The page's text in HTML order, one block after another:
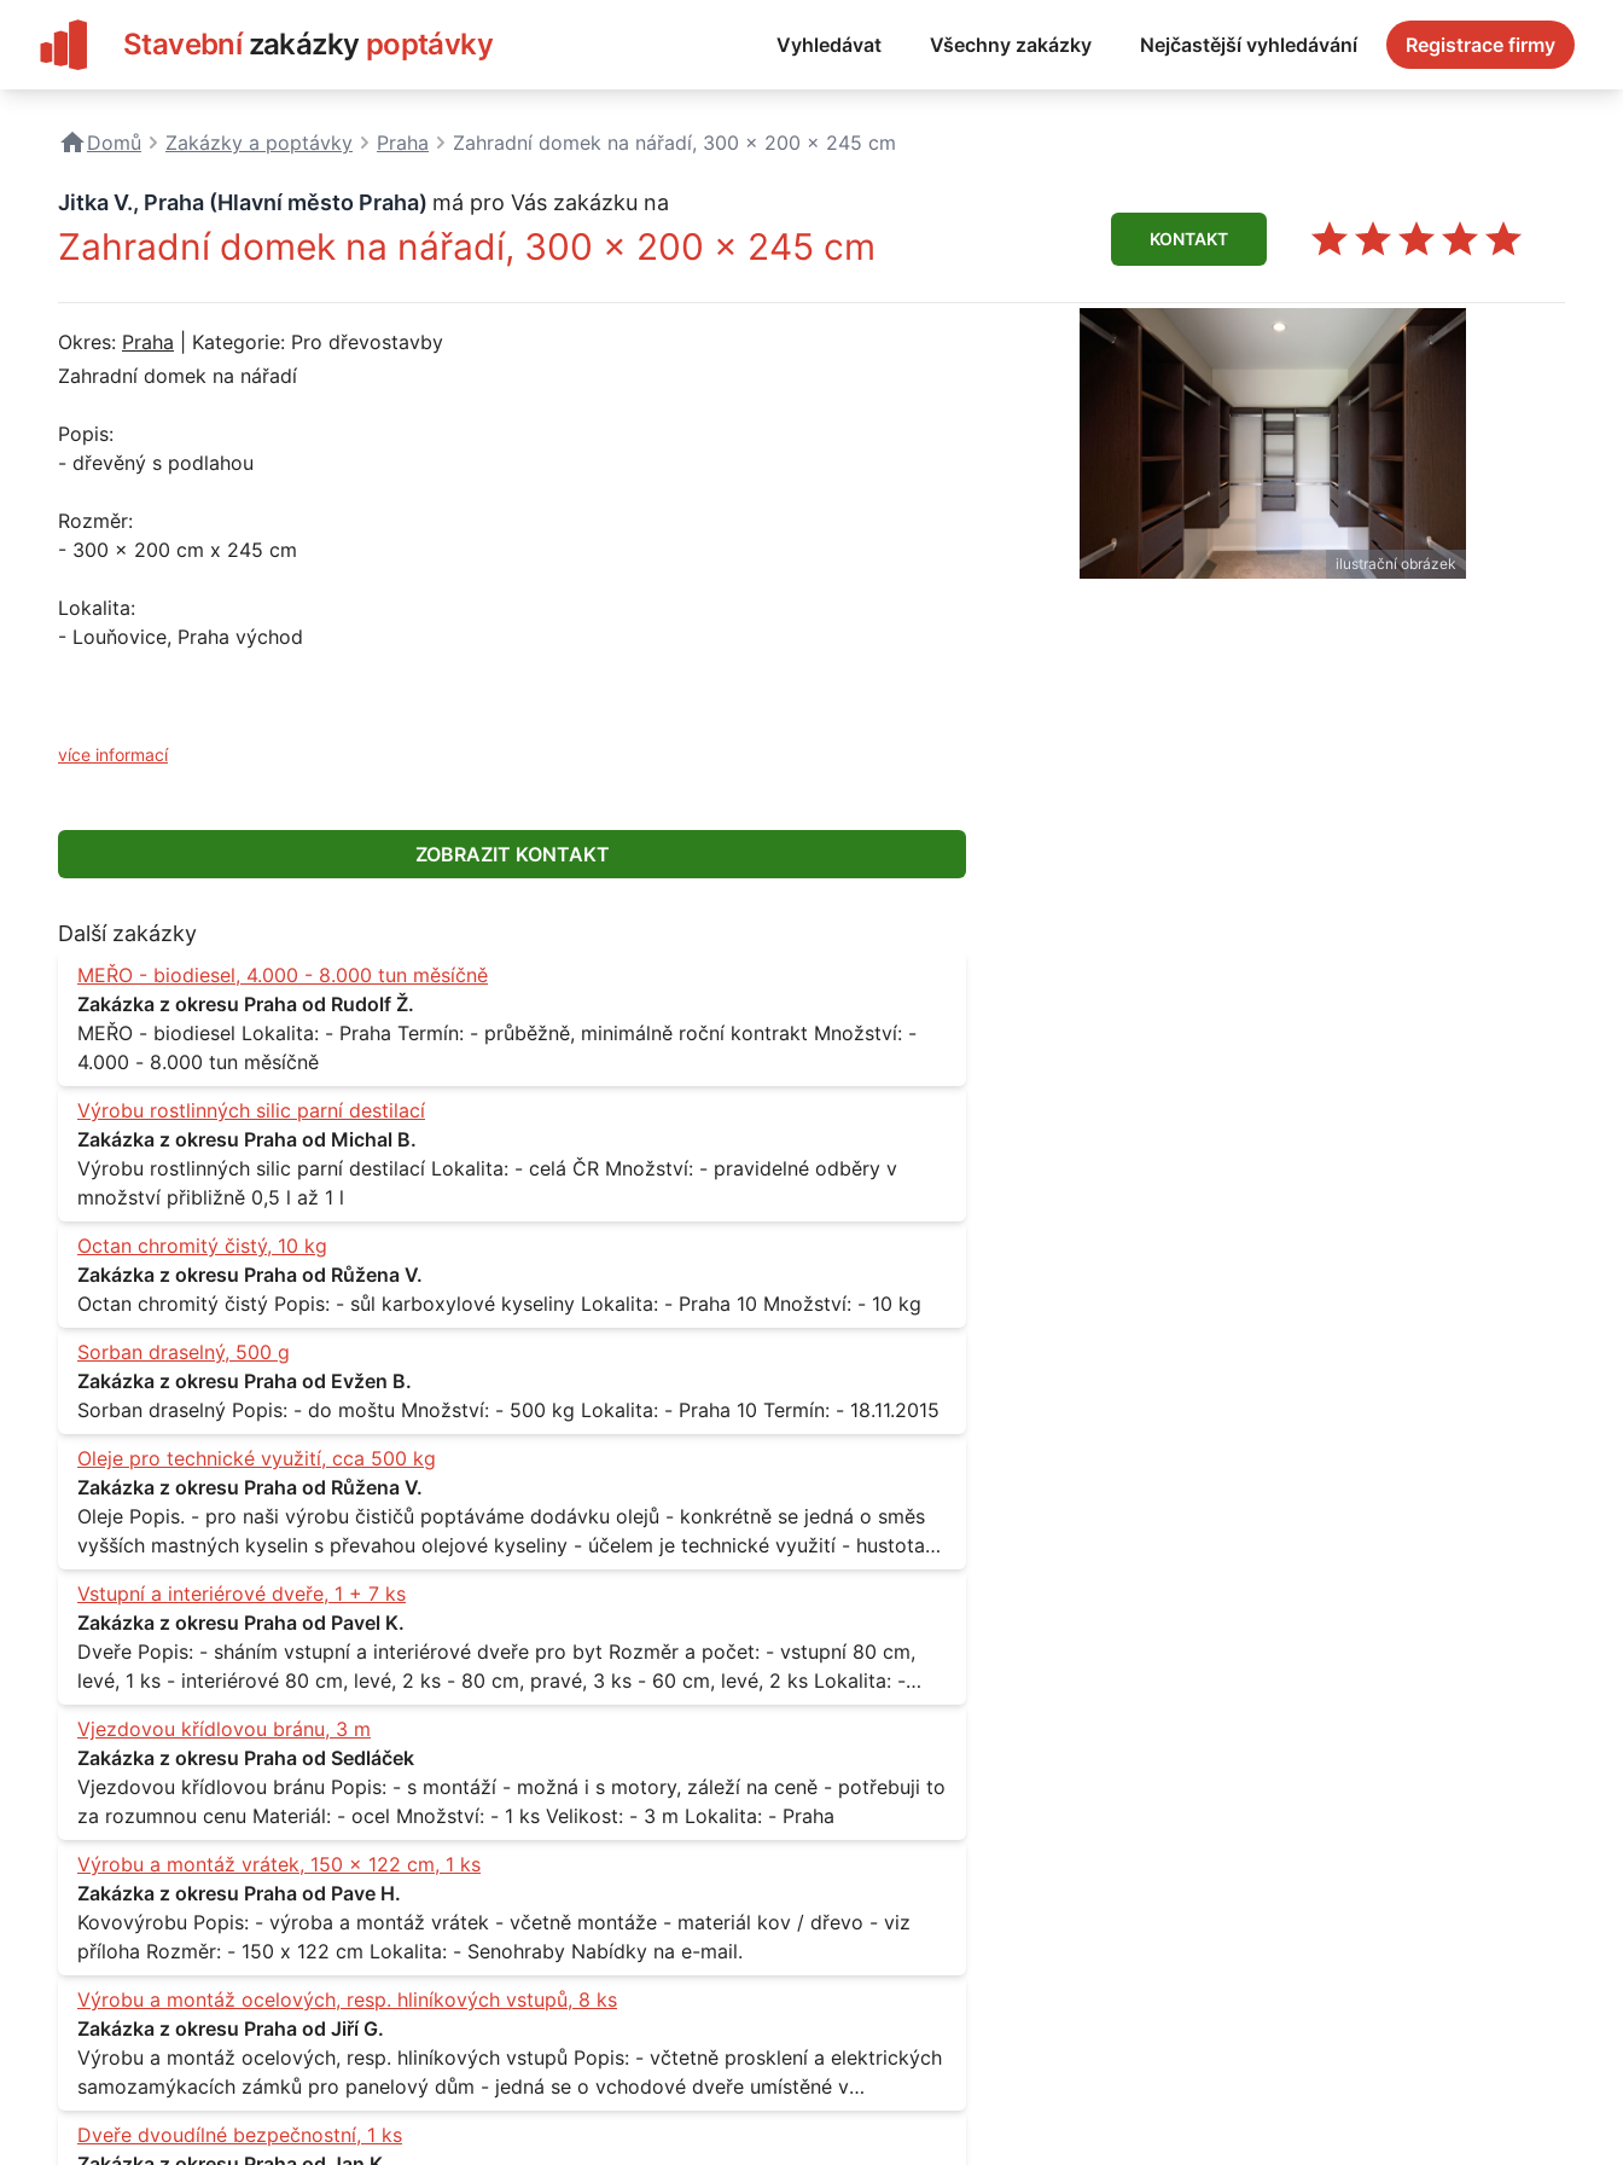
Stavební zakázky poptávky Vyhledávat Všechny zakázky Nejčastější vyhledávání Registrace firmy
Domů Zakázky a poptávky Praha Zahradní domek na nářadí, 300 x 200 x 245 cm
Jitka V., Praha (Hlavní město Praha) má pro Vás zakázku na
Zahradní domek na nářadí, 300 x 200 x 245 cm KONTAKT
Okres: Praha | Kategorie: Pro dřevostavby
Zahradní domek na nářadí
Popis:
- dřevěný s podlahou
Rozměr:
- 300 x 200 cm x 245 cm
Lokalita:
- Louňovice, Praha východ
více informací
ZOBRAZIT KONTAKT
Další zakázky
MEŘO - biodiesel, 4.000 - 8.000 tun měsíčně
Zakázka z okresu Praha od Rudolf Ž.
MEŘO - biodiesel Lokalita: - Praha Termín: - průběžně, minimálně roční kontrakt Množství: -
4.000 - 8.000 tun měsíčně
Výrobu rostlinných silic parní destilací
Zakázka z okresu Praha od Michal B.
Výrobu rostlinných silic parní destilací Lokalita: - celá ČR Množství: - pravidelné odběry v
množství přibližně 0,5 l až 1 l
Octan chromitý čistý, 10 kg
Zakázka z okresu Praha od Růžena V.
Octan chromitý čistý Popis: - sůl karboxylové kyseliny Lokalita: - Praha 10 Množství: - 10 kg
Sorban draselný, 500 g
Zakázka z okresu Praha od Evžen B.
Sorban draselný Popis: - do moštu Množství: - 500 kg Lokalita: - Praha 10 Termín: - 18.11.2015
Oleje pro technické využití, cca 500 kg
Zakázka z okresu Praha od Růžena V.
Oleje Popis. - pro naši výrobu čističů poptáváme dodávku olejů - konkrétně se jedná o směs
vyšších mastných kyselin s převahou olejové kyseliny - účelem je technické využití - hustota
při 20°C - cca 870 kg / m3 Balení: - po 190 kg v sudu Množství: - cca 500 kg - roční spotřeba
Lokalita: - Praha
Vstupní a interiérové dveře, 1 + 7 ks
Zakázka z okresu Praha od Pavel K.
Dveře Popis: - sháním vstupní a interiérové dveře pro byt Rozměr a počet: - vstupní 80 cm,
levé, 1 ks - interiérové 80 cm, levé, 2 ks - 80 cm, pravé, 3 ks - 60 cm, levé, 2 ks Lokalita: -
Praha 10
Vjezdovou křídlovou bránu, 3 m
Zakázka z okresu Praha od Sedláček
Vjezdovou křídlovou bránu Popis: - s montáží - možná i s motory, záleží na ceně - potřebuji to
za rozumnou cenu Materiál: - ocel Množství: - 1 ks Velikost: - 3 m Lokalita: - Praha
Výrobu a montáž vrátek, 150 x 122 cm, 1 ks
Zakázka z okresu Praha od Pave H.
Kovovýrobu Popis: - výroba a montáž vrátek - včetně montáže - materiál kov / dřevo - viz
příloha Rozměr: - 150 x 122 cm Lokalita: - Senohraby Nabídky na e-mail.
Výrobu a montáž ocelových, resp. hliníkových vstupů, 8 ks
Zakázka z okresu Praha od Jiří G.
Výrobu a montáž ocelových, resp. hliníkových vstupů Popis: - včtetně prosklení a elektrických
samozamýkacích zámků pro panelový dům - jedná se o vchodové dveře umístěné v
zarámovaném a proskleném portálu - předmětem dodávky bude i demontáž stávajících a už
nevyhovujících prosklených, umělohmotných vstupů Množství: - 8 ks Lokalita: - 7, 9, 11, 13,
Dveře dvoudílné bezpečnostní, 1 ks
ilustrační obrázek